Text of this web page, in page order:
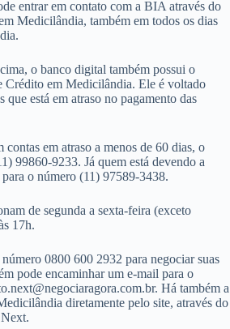
entrar em contato com a BIA através do
Medicilândia, também em todos os dias
o banco digital também possui o
Crédito em Medicilândia. Ele é voltado
que está em atraso no pagamento das
contas em atraso a menos de 60 dias, o
99860-9233. Já quem está devendo a
o número (11) 97589-3438.
de segunda a sexta-feira (exceto
17h.
0800 600 2932 para negociar suas
pode encaminhar um e-mail para o
. Há também a
diretamente pelo site, através do